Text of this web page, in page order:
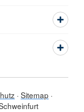
Sitemap